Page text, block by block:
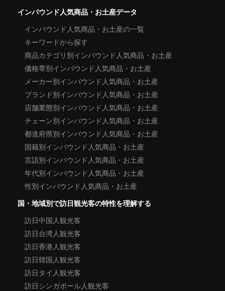
インバウンド人気商品・お土産データ
インバウンド人気商品・お土産の一覧
キーワードから探す
商品カテゴリ別インバウンド人気商品・お土産
価格帯別インバウンド人気商品・お土産
メーカー別インバウンド人気商品・お土産
ブランド別インバウンド人気商品・お土産
店舗業態別インバウンド人気商品・お土産
チェーン別インバウンド人気商品・お土産
都道府県別インバウンド人気商品・お土産
国籍別インバウンド人気商品・お土産
言語別インバウンド人気商品・お土産
年代別インバウンド人気商品・お土産
性別インバウンド人気商品・お土産
国・地域別で訪日観光客の特性を理解する
訪日中国人観光客
訪日台湾人観光客
訪日香港人観光客
訪日韓国人観光客
訪日タイ人観光客
訪日シンガポール人観光客